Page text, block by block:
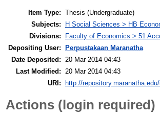
Item Type: Thesis (Undergraduate)
Subjects:
H Social Sciences > HB
Divisions:
Faculty of Economics > 51
Depositing User:
Perpustakaan Maranatha
Date Deposited:
20 Mar 2014 04:43
Last Modified:
20 Mar 2014 04:43
URI:
http://
Actions (login required)